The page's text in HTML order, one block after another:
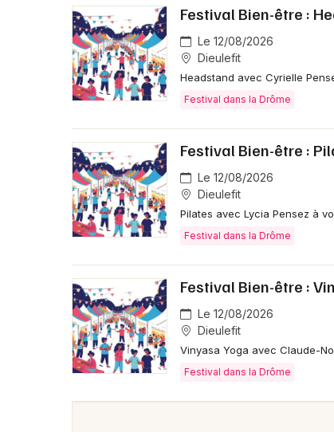
Festival Bien-être :
Le 12/08/2026
Dieulefit
Headstand avec Cyrielle
Festival dans la Drôme
Festival Bien-être :
Le 12/08/2026
Dieulefit
Pilates avec Lycia Pensez à
Festival dans la Drôme
Festival Bien-être :
Le 12/08/2026
Dieulefit
Vinyasa Yoga avec Claude-
Festival dans la Drôme